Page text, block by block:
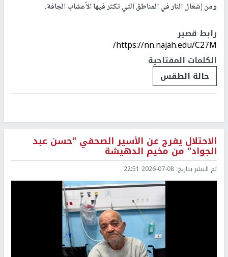
ومن إشعال النار في المناطق التي تكثر فيها الأعشاب الجافة.
رابط قصير
https://nn.najah.edu/C27M/
الكلمات المفتاحية
حالة الطقس
الاحتلال يفرج عن الأسير الصحفي "حسن عبد
الجواد" من مخيم الدهيشة
تم النشر بتاريخ: 2026-07-08 22:51